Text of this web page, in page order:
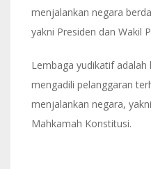
menjalankan negara
yakni Presiden dan Wakil
Lembaga yudikatif
mengadili pelanggaran
menjalankan negara,
Mahkamah Konstitusi.